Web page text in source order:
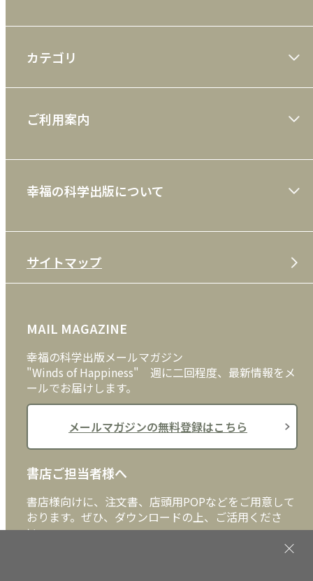
カテゴリ
雑誌
CD
DVD・ブルーレイ
外国語
ご利用案内
利用規約
特定商取引法
プライバシーポリシー
クッキーポリシー
幸福の科学出版について
メディア・ライブラリー
サイトマップ
MAIL MAGAZINE
幸福の科学出版メールマガジン
"Winds of Happiness" 週に二回程度、最新情報をメ
ールでお届けします。
メールマガジンの無料登録はこちら
書店ご担当者様へ
書店様向けに、注文書、店頭用POPなどをご用意して
おります。ぜひ、ダウンロードの上、ご活用くださ
い。